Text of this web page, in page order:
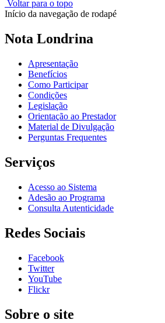
Voltar para o topo
Início da navegação de rodapé
Nota Londrina
Apresentação
Benefícios
Como Participar
Condições
Legislação
Orientação ao Prestador
Material de Divulgação
Perguntas Frequentes
Serviços
Acesso ao Sistema
Adesão ao Programa
Consulta Autenticidade
Redes Sociais
Facebook
Twitter
YouTube
Flickr
Sobre o site